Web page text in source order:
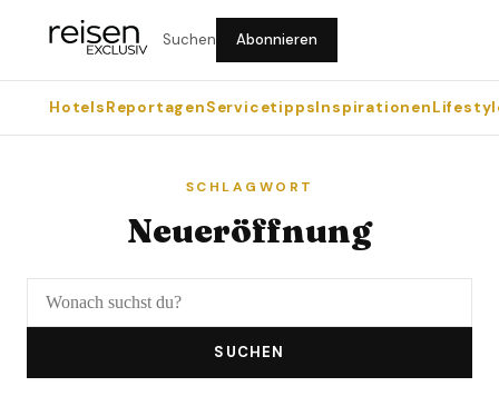
Suchen Abonnieren
HotelsReportagenServicetippsInspirationen
SCHLAGWORT
Neueröffnung
SUCHEN